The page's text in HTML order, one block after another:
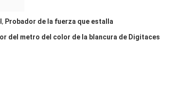
, Probador de la fuerza que estalla
del metro del color de la blancura de Digitaces